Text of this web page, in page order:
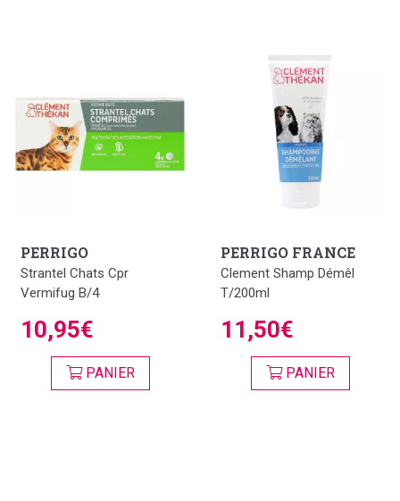
PERRIGO
Strantel Chats Cpr
Vermifug B/4
10,95€
PANIER
PERRIGO FRANCE
Clement Shamp Démêl
T/200ml
11,50€
PANIER